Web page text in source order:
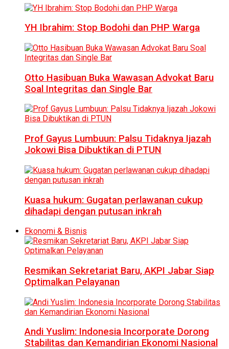
YH Ibrahim: Stop Bodohi dan PHP Warga
Otto Hasibuan Buka Wawasan Advokat Baru
Soal Integritas dan Single Bar
Prof Gayus Lumbuun: Palsu Tidaknya Ijazah
Jokowi Bisa Dibuktikan di PTUN
Kuasa hukum: Gugatan perlawanan cukup
dihadapi dengan putusan inkrah
Ekonomi & Bisnis
Resmikan Sekretariat Baru, AKPI Jabar Siap
Optimalkan Pelayanan
Andi Yuslim: Indonesia Incorporate Dorong
Stabilitas dan Kemandirian Ekonomi Nasional